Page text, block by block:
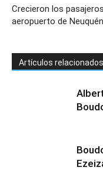
Crecieron los
aeropuerto de Neuquén
Artículos relacionados